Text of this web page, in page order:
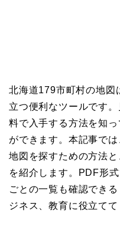
北海道179市町村の地図
立つ便利なツールです
料で入手する方法を知
ができます。本記事で
地図を探すための方法
を紹介します。PDF形
ごとの一覧も確認でき
ジネス、教育に役立てて